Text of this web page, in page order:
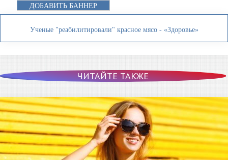
ДОБАВИТЬ БАННЕР
Ученые "реабилитировали" красное мясо - «Здоровье»
ЧИТАЙТЕ ТАКЖЕ